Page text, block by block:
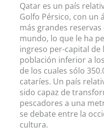
Qatar es un país
Golfo Pérsico, con un
más grandes
mundo, lo que le ha
ingreso per-capital de
población inferior a
de los cuales sólo
cataríes. Un país
sido capaz de
pescadores a una
se debate entre la
cultura.